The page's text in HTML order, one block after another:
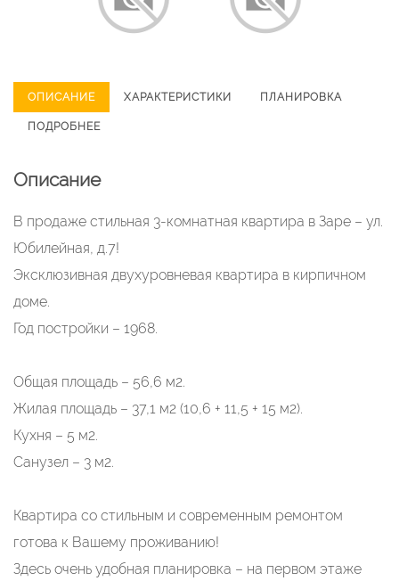
ОПИСАНИЕ ХАРАКТЕРИСТИКИ ПЛАНИРОВКА
ПОДРОБНЕЕ
Описание
В продаже стильная 3-комнатная квартира в Заре – ул.
Юбилейная, д.7!
Эксклюзивная двухуровневая квартира в кирпичном
доме.
Год постройки – 1968.
Общая площадь – 56,6 м2.
Жилая площадь – 37,1 м2 (10,6 + 11,5 + 15 м2).
Кухня – 5 м2.
Санузел – 3 м2.
Квартира со стильным и современным ремонтом
готова к Вашему проживанию!
Здесь очень удобная планировка – на первом этаже